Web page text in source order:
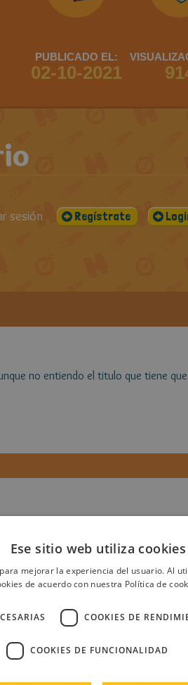
PUBLICADO EL:
02-10-2021
sesión Regístrate
no entiendo el titulo que tiene
Ese sitio web utiliza cookies
mejorar la experiencia del usuario. Al
de acuerdo con nuestra Política de
COOKIES DE
COOKIES DE FUNCIONALIDAD